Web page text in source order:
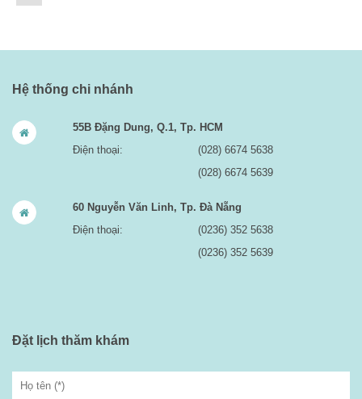
Hệ thống chi nhánh
55B Đặng Dung, Q.1, Tp. HCM
Điện thoại:
(028) 6674 5638
(028) 6674 5639
60 Nguyễn Văn Linh, Tp. Đà Nẵng
Điện thoại:
(0236) 352 5638
(0236) 352 5639
Đặt lịch thăm khám